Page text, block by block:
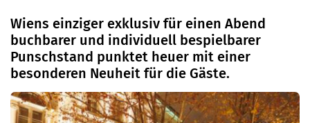
Wiens einziger exklusiv für einen Abend
buchbarer und individuell bespielbarer
Punschstand punktet heuer mit einer
besonderen Neuheit für die Gäste.